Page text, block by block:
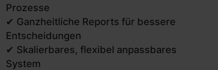
Prozesse
✔ Ganzheitliche Reports für bessere
Entscheidungen
✔ Skalierbares, flexibel anpassbares
System